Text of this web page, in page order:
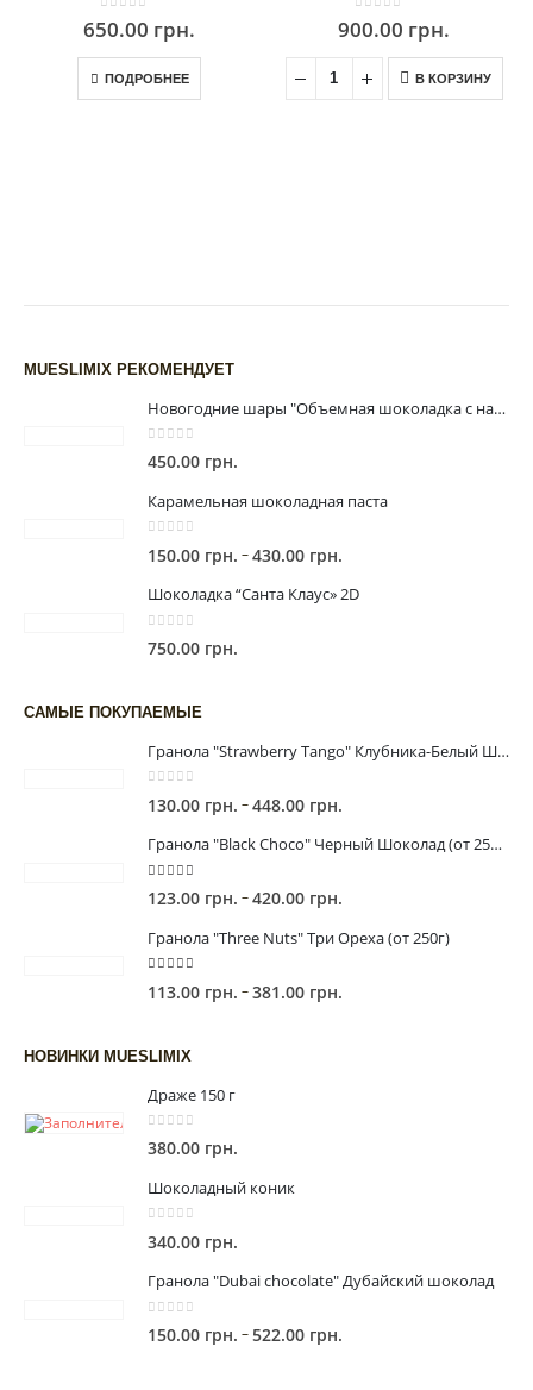
0out of 5
650.00 грн.
ПОДРОБНЕЕ
0out of 5
900.00 грн.
В КОРЗИНУ
MUESLIMIX РЕКОМЕНДУЕТ
Новогодние шары "Объемная шоколадка с начинкой"
0out of 5
450.00 грн.
Карамельная шоколадная паста
150.00 грн. –430.00 грн.
150.00 грн.
Шоколадка “Санта Клаус» 2D
750.00 грн.
САМЫЕ ПОКУПАЕМЫЕ
Гранола "Strawberry Tango" Клубника-Белый Шоколад (от 225г)
130.00 грн. –448.00 грн.
130.00 грн.
Гранола "Black Сhoco" Черный Шоколад (от 250г)
123.00 грн. –420.00 грн.
123.00 грн.
Гранола "Three Nuts" Три Ореха (от 250г)
113.00 грн. –381.00 грн.
НОВИНКИ MUESLIMIX
Драже 150 г
0out of 5
380.00 грн.
Шоколадный коник
340.00 грн.
Гранола "Dubai chocolate" Дубайский шоколад
150.00 грн. –522.00 грн.